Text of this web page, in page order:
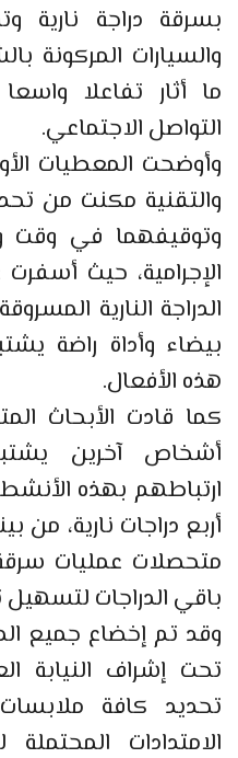
بسرقة دراجة نارية
والسيارات المركونة
ما أثار تفاعلا
التواصل الاجتماعي.
وأوضحت المعطيات
والتقنية مكنت من
وتوقيفهما في وقت
الإجرامية، حيث
الدراجة النارية
بيضاء وأداة راضة
هذه الأفعال.
كما قادت الأبحاث
أشخاص آخرين
ارتباطهم بهذه
أربع دراجات نارية، من
متحصلات عمليات
باقي الدراجات لتسهيل
وقد تم إخضاع جميع
تحت إشراف النيابة
تحديد كافة
الامتدادات